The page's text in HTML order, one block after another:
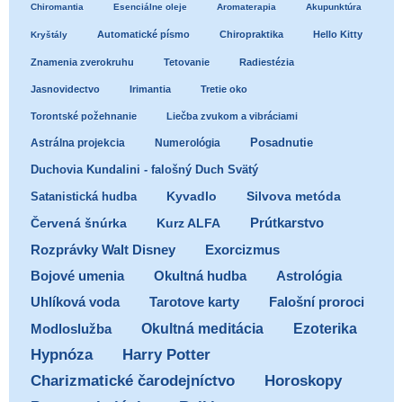
Chiromantia Esenciálne oleje Aromaterapia Akupunktúra
Kryštály Automatické písmo Chiropraktika Hello Kitty
Znamenia zverokruhu Tetovanie Radiestézia
Jasnovidectvo Irimantia Tretie oko
Torontské požehnanie Liečba zvukom a vibráciami
Astrálna projekcia Numerológia
Posadnutie
Duchovia Kundalini - falošný Duch Svätý
Satanistická hudba
Kyvadlo
Silvova metóda
Červená šnúrka
Kurz ALFA
Prútkarstvo
Rozprávky Walt Disney
Exorcizmus
Bojové umenia
Okultná hudba
Astrológia
Uhlíková voda
Tarotove karty
Falošní proroci
Modloslužba
Okultná meditácia Ezoterika
Hypnóza
Harry Potter
Charizmatické čarodejníctvo
Horoskopy